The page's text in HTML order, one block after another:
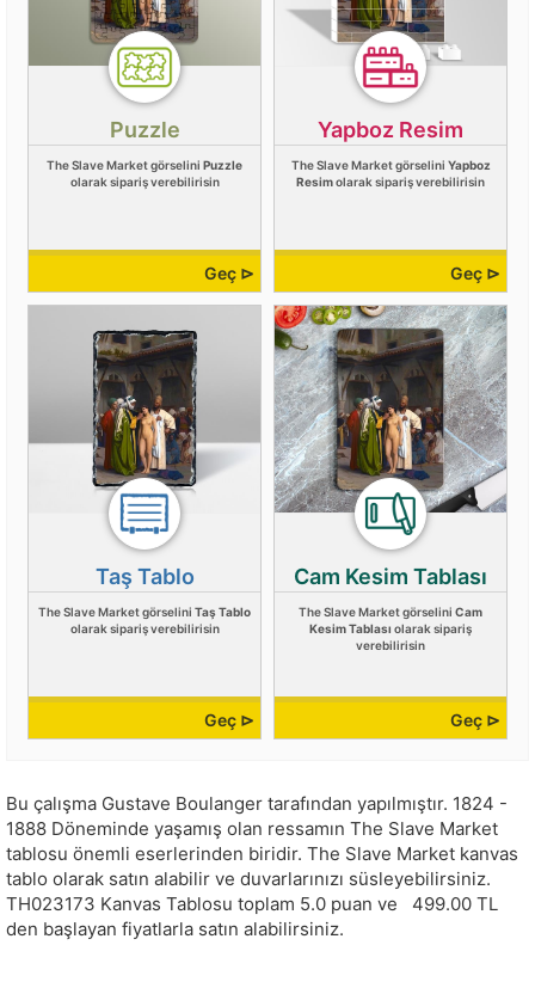
Puzzle
The Slave Market görselini Puzzle
olarak sipariş verebilirisin
Geç ⊳
Yapboz Resim
The Slave Market görselini Yapboz
Resimolarak sipariş verebilirisin
Geç ⊳
Taş Tablo
The Slave Market görselini Taş Tablo
olarak sipariş verebilirisin
Geç ⊳
Cam Kesim Tablası
The Slave Market görselini Cam
Kesim Tablası olarak sipariş
verebilirisin
Geç ⊳
Bu çalışma Gustave Boulanger tarafından yapılmıştır. 1824 -
1888 Döneminde yaşamış olan ressamın The Slave Market
tablosu önemli eserlerinden biridir. The Slave Market kanvas
tablo olarak satın alabilir ve duvarlarınızı süsleyebilirsiniz.
TH023173 Kanvas Tablosu toplam 5.0 puan ve 499.00 TL
den başlayan fiyatlarla satın alabilirsiniz.